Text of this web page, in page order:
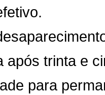
após trinta e
para